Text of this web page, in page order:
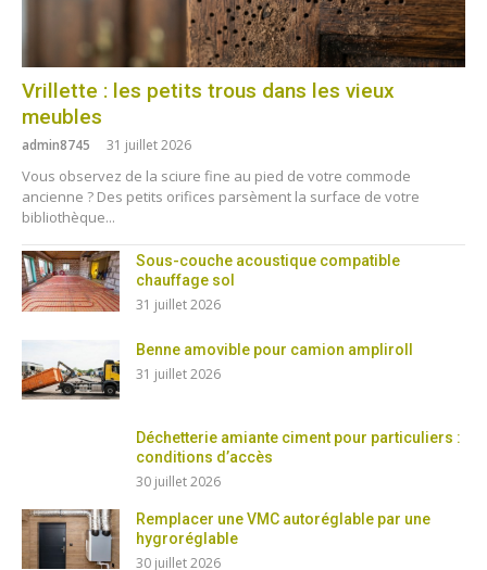
Vrillette : les petits trous dans les vieux
meubles
admin8745 31 juillet 2026
Vous observez de la sciure fine au pied de votre commode
ancienne ? Des petits orifices parsèment la surface de votre
bibliothèque...
Sous-couche acoustique compatible
chauffage sol
31 juillet 2026
Benne amovible pour camion ampliroll
31 juillet 2026
Déchetterie amiante ciment pour particuliers :
conditions d’accès
30 juillet 2026
Remplacer une VMC autoréglable par une
hygroréglable
30 juillet 2026